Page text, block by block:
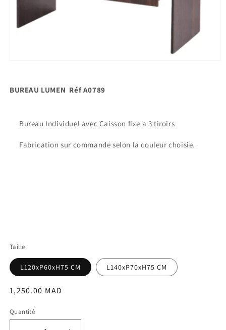
1
dans
BUREAU LUMEN Réf A0789
Bureau Individuel avec Caisson fixe a 3 tiroirs
Fabrication sur commande selon la couleur choisie.
Taille
L120xP60xH75 CM L140xP70xH75 CM
Prix
1,250.00 MAD
Quantité